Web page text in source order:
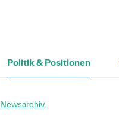
Politik & Positionen
Newsarchiv